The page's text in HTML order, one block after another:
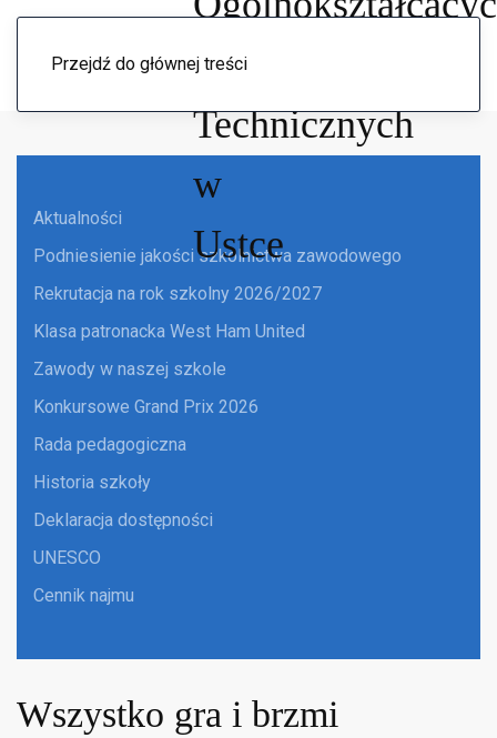
Przejdź do głównej treści
Menu
Aktualności
Podniesienie jakości szkolnictwa zawodowego
Rekrutacja na rok szkolny 2026/2027
Klasa patronacka West Ham United
Zawody w naszej szkole
Konkursowe Grand Prix 2026
Rada pedagogiczna
Historia szkoły
Deklaracja dostępności
UNESCO
Cennik najmu
Wszystko gra i brzmi